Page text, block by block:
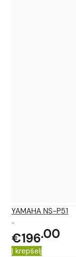
YAMAHA NS-P51
..
€196 00
Į krepšelį